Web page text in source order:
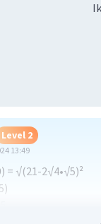
Level 2
13:49
= √(21-2√4•√5)²